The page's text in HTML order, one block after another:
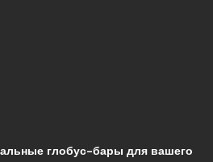
глобус-бары для вашего